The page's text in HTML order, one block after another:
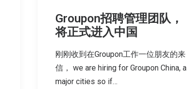
Groupon招聘管理团队，
将正式进入中国
刚刚收到在Groupon工作一位朋友的来
信， we are hiring for Groupon China, all
major cities so if…